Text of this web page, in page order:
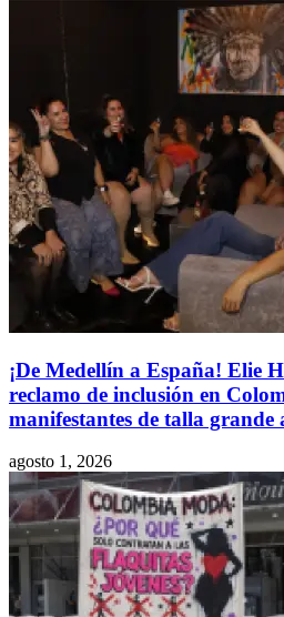
¡De Medellín a España! Elie
reclamo de inclusión en
manifestantes de talla grande
agosto 1, 2026